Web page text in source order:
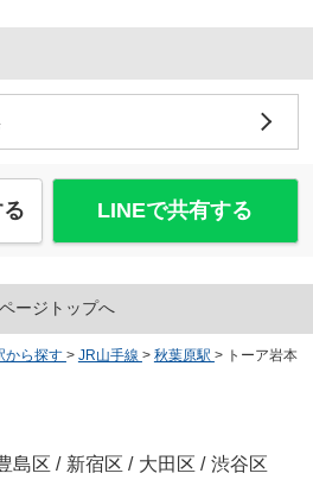
LINEで共有する
ページトップへ
から探す > JR山手線 > 秋葉原駅 > トーア岩本
島区 / 新宿区 / 大田区 / 渋谷区